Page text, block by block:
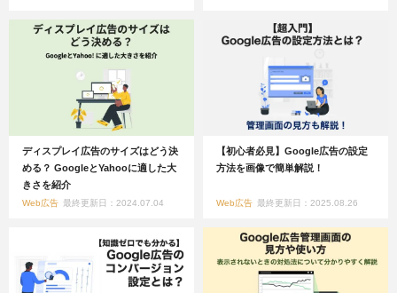
ディスプレイ広告のサイズはどう決
める？ GoogleとYahooに適した大
きさを紹介
Web広告 最終更新日：2024.07.04
【初心者必見】Google広告の設定
方法を画像で簡単解説！
Web広告 最終更新日：2025.08.26